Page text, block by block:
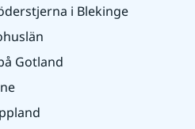
i Blekinge
Gotland